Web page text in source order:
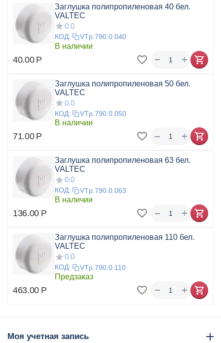
Заглушка полипропиленовая 40 бел.
VALTEC
0.0
КОД: VTp.790.0.040
В наличии
40.00 Р +
−
Заглушка полипропиленовая 50 бел.
VALTEC
0.0
КОД: VTp.790.0.050
В наличии
71.00 Р +
−
Заглушка полипропиленовая 63 бел.
VALTEC
0.0
КОД: VTp.790.0.063
В наличии
136.00 Р +
−
Заглушка полипропиленовая 110 бел.
VALTEC
0.0
КОД: VTp.790.0.110
Предзаказ
463.00 Р +
−
Моя учетная запись